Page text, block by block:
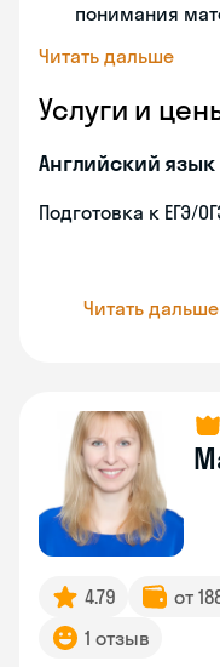
понимания
Читать дальше
Услуги и
Английский язык
Подготовка к ЕГЭ/
Читать дальше
4.79 от
1 отзыв